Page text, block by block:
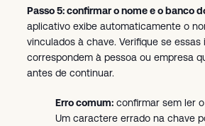
Passo 5: confirmar o nome e o banco
aplicativo exibe automaticamente o
vinculados à chave. Verifique se
correspondem à pessoa ou empresa
antes de continuar.
Erro comum: confirmar sem ler
Um caractere errado na chave